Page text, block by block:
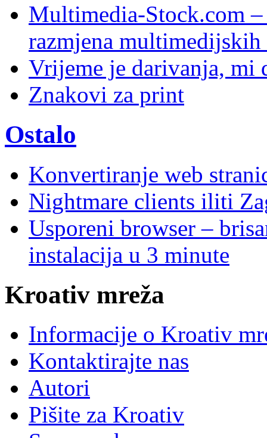
Multimedia-Stock.com –
razmjena multimedijskih
Vrijeme je darivanja, mi
Znakovi za print
Ostalo
Konvertiranje web
Nightmare clients iliti
Usporeni browser –
instalacija u 3 minute
Kroativ mreža
Informacije o Kroativ
Kontaktirajte nas
Autori
Pišite za Kroativ